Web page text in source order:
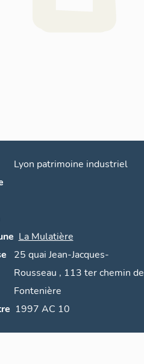
Lyon patrimoine industriel
La Mulatière
25 quai Jean-Jacques-
Rousseau
, 113 terchemin de
Fontenière
1997 AC 10